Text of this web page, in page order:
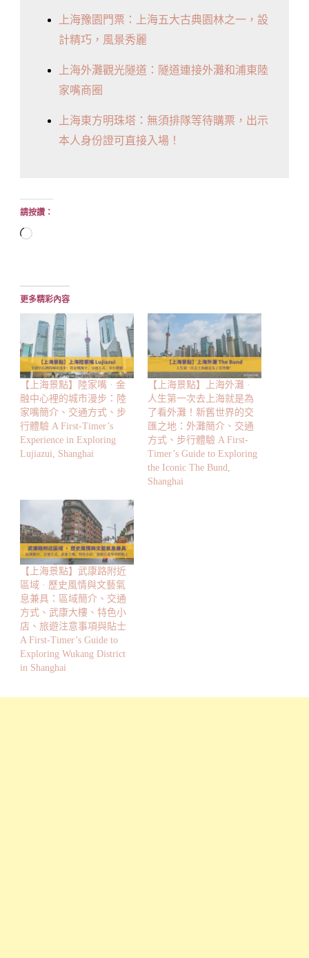
上海豫園門票：上海五大古典園林之一，設
計精巧，風景秀麗
上海外灘觀光隧道：隧道連接外灘和浦東陸
家嘴商圈
上海東方明珠塔：無須排隊等待購票，出示
本人身份證可直接入場！
請按讚：
正
入...
更多精彩內容
【上海景點】陸家嘴 · 金
融中心裡的城市漫步：陸
家嘴簡介、交通方式、步
行體驗 A First-Timer’s
Experience in Exploring
Lujiazui, Shanghai
【上海景點】上海外灘 ·
人生第一次去上海就是為
了看外灘！新舊世界的交
匯之地：外灘簡介、交通
方式、步行體驗 A First-
Timer’s Guide to Exploring
the Iconic The Bund,
Shanghai
【上海景點】武康路附近
區域 · 歷史風情與文藝氣
息兼具：區域簡介、交通
方式、武康大樓、特色小
店、旅遊注意事項與貼士
A First-Timer’s Guide to
Exploring Wukang District
in Shanghai